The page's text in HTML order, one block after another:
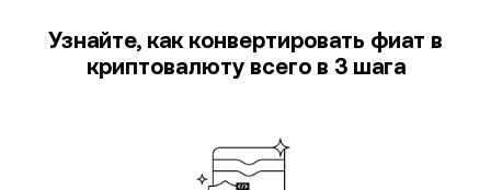
Узнайте, как конвертировать фиат в
криптовалюту всего в 3 шага